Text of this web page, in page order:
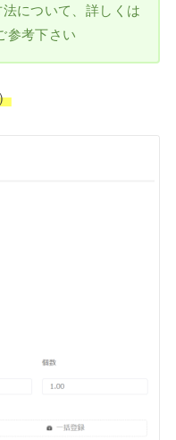
について、詳しくは
参考下さい